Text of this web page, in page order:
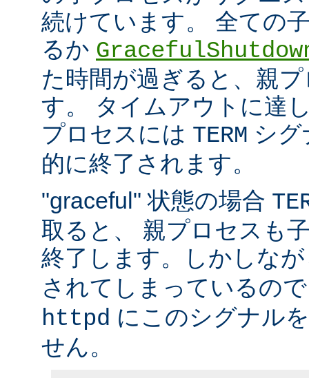
続けています。 全ての
るか
た時間が過ぎると、親
す。 タイムアウトに達
プロセスには TERM シ
的に終了されます。
"graceful" 状態の場合
取ると、 親プロセスも
終了します。しかしな
されてしまっているの
httpd にこのシグナル
せん。